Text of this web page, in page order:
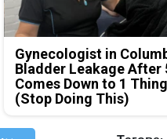
Gynecologist in
Bladder Leakage After
Comes Down to 1 Thing
(Stop Doing This)